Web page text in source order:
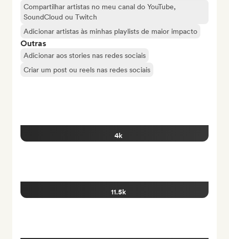
Compartilhar artistas no meu canal do YouTube,
SoundCloud ou Twitch
Adicionar artistas às minhas playlists de maior impacto
Outras
Adicionar aos stories nas redes sociais
Criar um post ou reels nas redes sociais
4k
11.5k